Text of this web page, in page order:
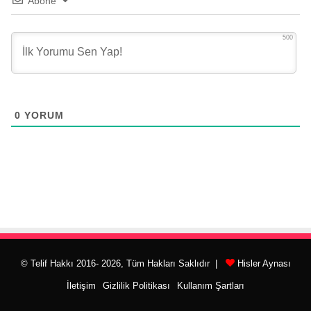
500
0 YORUM
© Telif Hakkı 2016- 2026, Tüm Hakları Saklıdır | Hisler Aynası
İletişim Gizlilik Politikası Kullanım Şartları